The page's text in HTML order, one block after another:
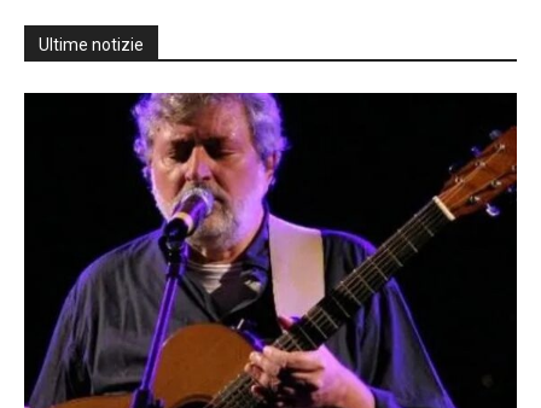
Ultime notizie